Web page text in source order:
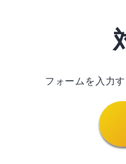
フォームを入力